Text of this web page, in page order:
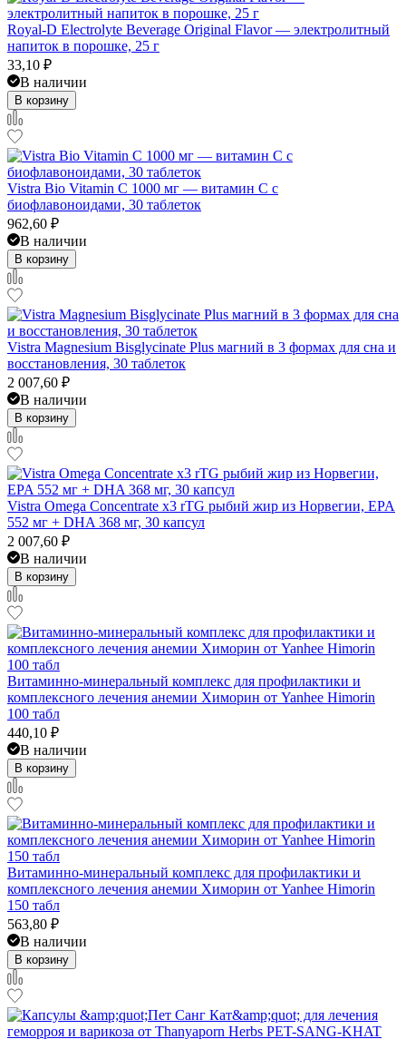
Royal-D Electrolyte Beverage Original Flavor — электролитный
напиток в порошке, 25 г
33,10 ₽
В наличии
В корзину
Vistra Bio Vitamin C 1000 мг — витамин C с
биофлавоноидами, 30 таблеток
962,60 ₽
В наличии
В корзину
Vistra Magnesium Bisglycinate Plus магний в 3 формах для сна и
восстановления, 30 таблеток
2 007,60 ₽
В наличии
В корзину
Vistra Omega Concentrate x3 rTG рыбий жир из Норвегии, EPA
552 мг + DHA 368 мг, 30 капсул
2 007,60 ₽
В наличии
В корзину
Витаминно-минеральный комплекс для профилактики и
комплексного лечения анемии Химорин от Yanhee Himorin
100 табл
440,10 ₽
В наличии
В корзину
Витаминно-минеральный комплекс для профилактики и
комплексного лечения анемии Химорин от Yanhee Himorin
150 табл
563,80 ₽
В наличии
В корзину